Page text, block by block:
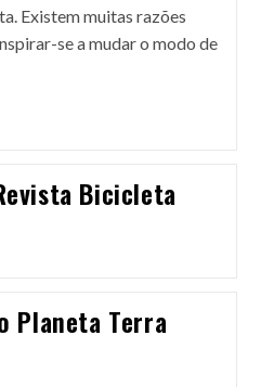
Existem muitas razões
se a mudar o modo de
Bicicleta
Planeta Terra